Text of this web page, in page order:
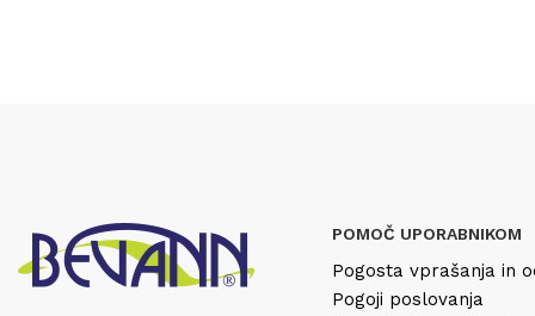
POMOČ UPORABNIKOM
Pogosta vprašanja in
Pogoji poslovanja